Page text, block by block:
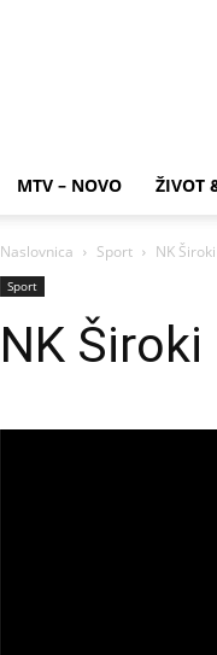
MTV – NOVO ŽIVOT
Naslovnica Sport NK
Sport
NK